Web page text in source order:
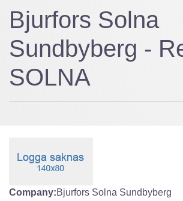
Bjurfors Solna
Sundbyberg -
SOLNA
Company:Bjurfors Solna Sundbyberg